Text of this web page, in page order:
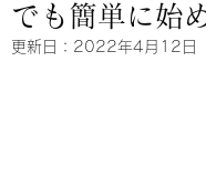
でも簡単に始
更新日： 2022年4月12日